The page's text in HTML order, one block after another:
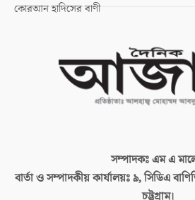
কোরআন হাদিসের বাণী
সম্পাদকঃএম এ
বার্তা ও সম্পাদকীয় কার্যালয়ঃ৯, সিডিএ
চট্টগ্রাম।